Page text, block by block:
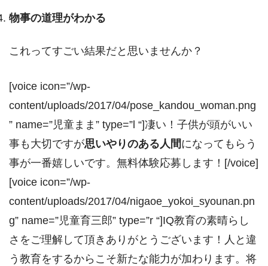
物事の道理がわかる
これってすごい結果だと思いませんか？
[voice icon=”/wp-
content/uploads/2017/04/pose_kandou_woman.png
” name=”児童まま” type=”l “]凄い！子供が頭がいい
事も大切ですが思いやりのある人間になってもらう
事が一番嬉しいです。無料体験応募します！[/voice]
[voice icon=”/wp-
content/uploads/2017/04/nigaoe_yokoi_syounan.pn
g” name=”児童育三郎” type=”r “]IQ教育の素晴らし
さをご理解して頂きありがとうございます！人と違
う教育をするからこそ新たな能力が加わります。将